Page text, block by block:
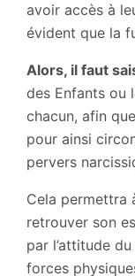
avoir accès à
évident que la
Alors, il faut
des Enfants ou
chacun, afin
pour ainsi
pervers
Cela permettra
retrouver son
par l’attitude
forces